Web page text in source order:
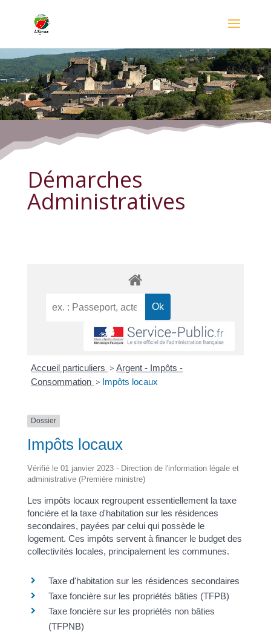
Démarches Administratives
Démarches
Administratives
Accueil particuliers > Argent - Impôts -
Consommation > Impôts locaux
Dossier
Impôts locaux
Vérifié le 01 janvier 2023 - Direction de l'information légale et
administrative (Première ministre)
Les impôts locaux regroupent essentiellement la taxe
foncière et la taxe d'habitation sur les résidences
secondaires, payées par celui qui possède le
logement. Ces impôts servent à financer le budget des
collectivités locales, principalement les communes.
Taxe d'habitation sur les résidences secondaires
Taxe foncière sur les propriétés bâties (TFPB)
Taxe foncière sur les propriétés non bâties
(TFPNB)